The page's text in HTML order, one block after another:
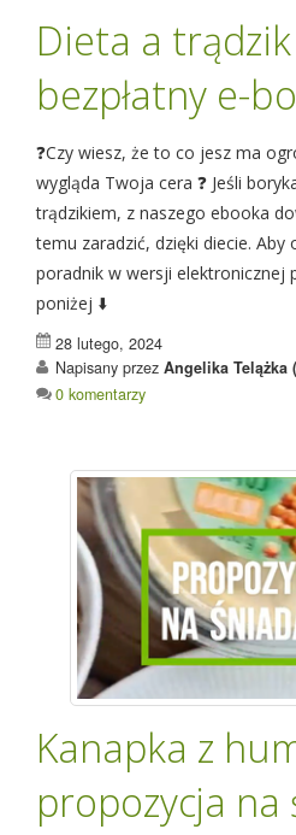
Dieta a
bezpłatny e-
❓Czy wiesz, że to co jesz ma
wygląda Twoja cera ❓ Jeśli
trądzikiem, z naszego ebooka
temu zaradzić, dzięki diecie. Aby
poradnik w wersji elektronicznej
poniżej ⬇️
28 lutego, 2024
Napisany przez Angelika Telążka
0 komentarzy
Kanapka z
propozycja na